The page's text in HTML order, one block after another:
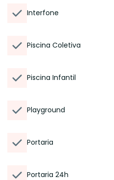
Interfone
Piscina Coletiva
Piscina Infantil
Playground
Portaria
Portaria 24h